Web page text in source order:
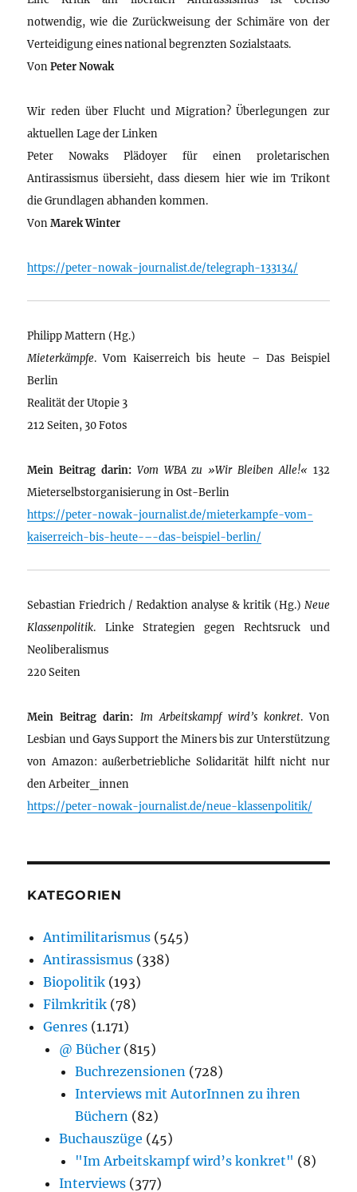
notwendig, wie die Zurückweisung der Schimäre von der
Verteidigung eines national begrenzten Sozialstaats.
VonPeter Nowak
Wir reden über Flucht und Migration? Überlegungen zur
aktuellen Lage der Linken
Peter Nowaks Plädoyer für einen proletarischen
Antirassismus übersieht, dass diesem hier wie im Trikont
die Grundlagen abhanden kommen.
VonMarek Winter
https://peter-nowak-journalist.de/telegraph-133134/
Philipp Mattern (Hg.)
Mieterkämpfe. Vom Kaiserreich bis heute – Das Beispiel
Berlin
Realität der Utopie 3
212 Seiten, 30 Fotos
Mein Beitrag darin: Vom WBA zu »Wir Bleiben Alle!« 132
Mieterselbstorganisierung in Ost-Berlin
https://peter-nowak-journalist.de/mieterkampfe-vom-
kaiserreich-bis-heute-–-das-beispiel-berlin/
Sebastian Friedrich / Redaktion analyse & kritik (Hg.) Neue
Klassenpolitik. Linke Strategien gegen Rechtsruck und
Neoliberalismus
220 Seiten
Mein Beitrag darin: Im Arbeitskampf wird’s konkret. Von
Lesbian und Gays Support the Miners bis zur Unterstützung
von Amazon: außerbetriebliche Solidarität hilft nicht nur
den Arbeiter_innen
https://peter-nowak-journalist.de/neue-klassenpolitik/
KATEGORIEN
Antimilitarismus (545)
Antirassismus (338)
Biopolitik (193)
Filmkritik (78)
Genres (1.171)
@ Bücher (815)
Buchrezensionen (728)
Interviews mit AutorInnen zu ihren
Büchern (82)
Buchauszüge (45)
"Im Arbeitskampf wird’s konkret" (8)
Interviews (377)